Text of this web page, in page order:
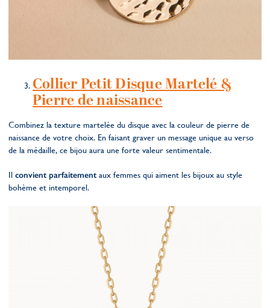
Collier Petit Disque Martelé &
Pierre de naissance
Combinez la texture martelée du disque avec la couleur de pierre de
naissance de votre choix. En faisant graver un message unique au verso
de la médaille, ce bijou aura une forte valeur sentimentale.
Il convient parfaitement aux femmes qui aiment les bijoux au style
bohème et intemporel.